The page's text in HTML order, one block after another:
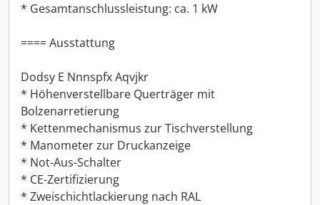
* Gesamtanschlussleistung: ca. 1 kW
==== Ausstattung
Dodsy E Nnnspfx Aqvjkr
* Höhenverstellbare Querträger mit
Bolzenarretierung
* Kettenmechanismus zur Tischverstellung
* Manometer zur Druckanzeige
* Not-Aus-Schalter
* CE-Zertifizierung
* Zweischichtlackierung nach RAL